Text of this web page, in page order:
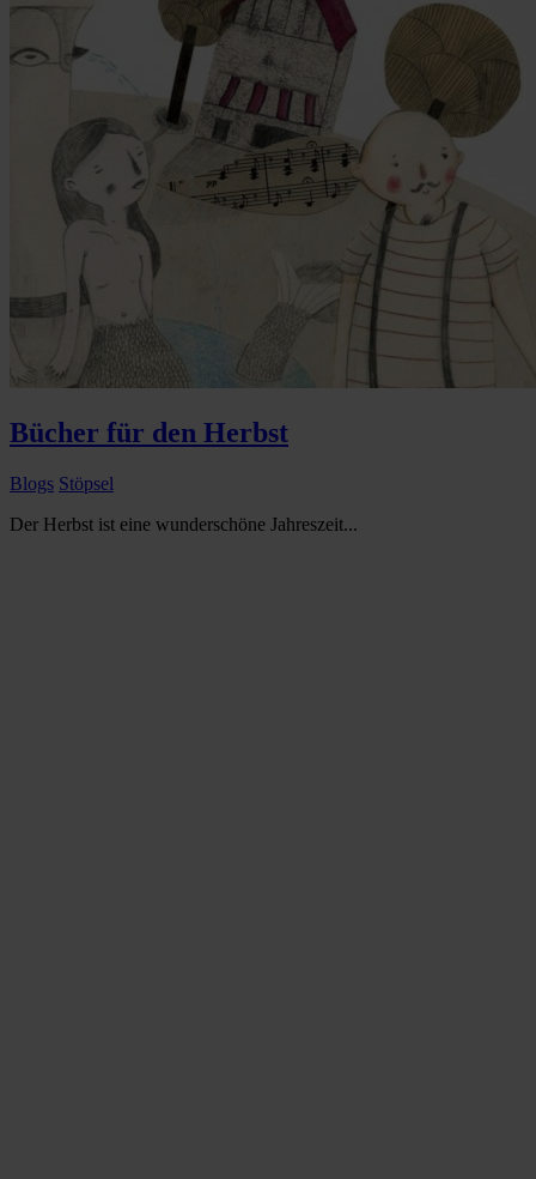
Bücher für den Herbst
Blogs Stöpsel
Der Herbst ist eine wunderschöne Jahreszeit...